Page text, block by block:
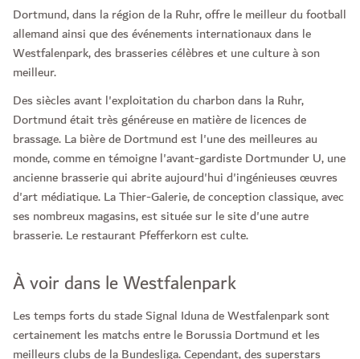
Dortmund, dans la région de la Ruhr, offre le meilleur du football
allemand ainsi que des événements internationaux dans le
Westfalenpark, des brasseries célèbres et une culture à son
meilleur.
Des siècles avant l'exploitation du charbon dans la Ruhr,
Dortmund était très généreuse en matière de licences de
brassage. La bière de Dortmund est l'une des meilleures au
monde, comme en témoigne l'avant-gardiste Dortmunder U, une
ancienne brasserie qui abrite aujourd'hui d'ingénieuses œuvres
d'art médiatique. La Thier-Galerie, de conception classique, avec
ses nombreux magasins, est située sur le site d'une autre
brasserie. Le restaurant Pfefferkorn est culte.
À voir dans le Westfalenpark
Les temps forts du stade Signal Iduna de Westfalenpark sont
certainement les matchs entre le Borussia Dortmund et les